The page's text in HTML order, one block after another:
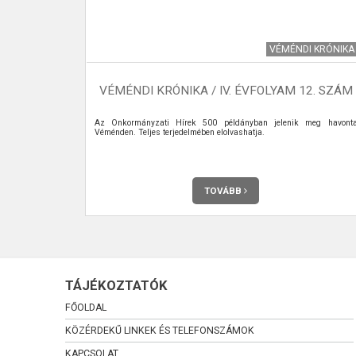
VÉMÉNDI KRÓNIKA
VÉMÉNDI KRÓNIKA / IV. ÉVFOLYAM 12. SZÁM
Az Önkormányzati Hírek 500 példányban jelenik meg havonta
Véménden. Teljes terjedelmében elolvashatja.
TOVÁBB
TÁJÉKOZTATÓK
FŐOLDAL
KÖZÉRDEKŰ LINKEK ÉS TELEFONSZÁMOK
KAPCSOLAT